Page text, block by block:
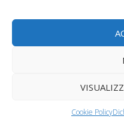
Cookie Policy
mare o in montagna?
nei neonati, perché